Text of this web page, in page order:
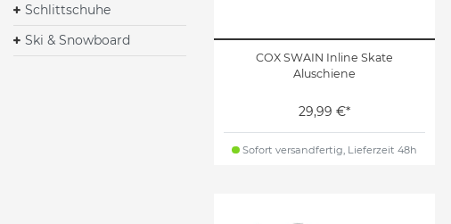
Schlittschuhe
Ski & Snowboard
COX SWAIN Inline Skate
Aluschiene
29,99 €*
Sofort versandfertig, Lieferzeit 48h